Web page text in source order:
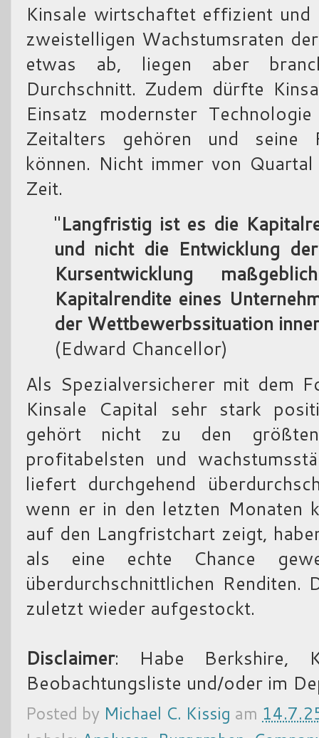
Kinsale wirtschaftet effizient
zweistelligen Wachstumsraten
etwas ab, liegen aber
Durchschnitt. Zudem dürfte
Einsatz modernster
Zeitalters gehören und seine
können. Nicht immer von
Zeit.
"Langfristig ist es die
und nicht die Entwicklung
Kursentwicklung
Kapitalrendite eines
der Wettbewerbssituation
(Edward Chancellor)
Als Spezialversicherer mit dem
Kinsale Capital sehr stark
gehört nicht zu den
profitabelsten und
liefert durchgehend
wenn er in den letzten Monaten
auf den Langfristchart zeigt,
als eine echte Chance
überdurchschnittlichen Renditen.
zuletzt wieder aufgestockt.
Disclaimer: Habe Berkshire,
Beobachtungsliste und/oder im
Posted by Michael C. Kissig am